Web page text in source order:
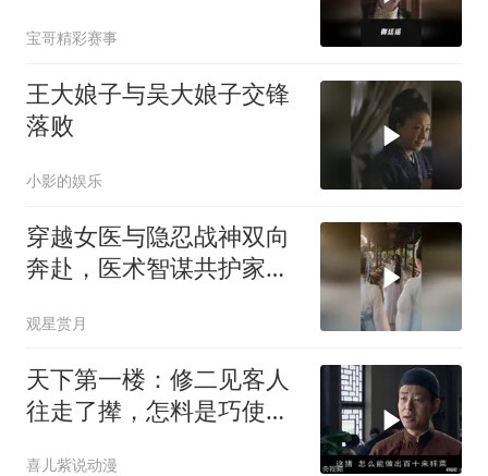
宝哥精彩赛事
王大娘子与吴大娘子交锋
落败
小影的娱乐
穿越女医与隐忍战神双向
奔赴，医术智谋共护家国
观星赏月
天下第一楼：修二见客人
往走了撵，怎料是巧使激
喜儿紫说动漫